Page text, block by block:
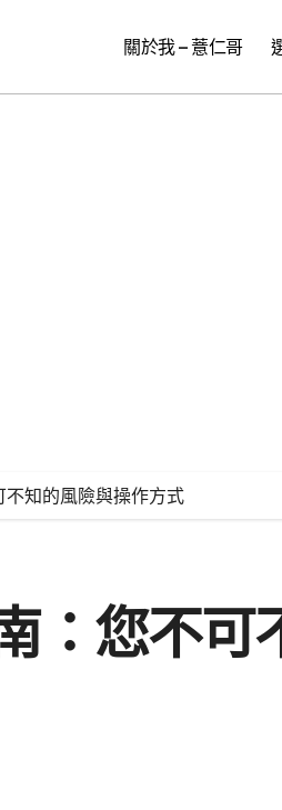
關於我 – 薏仁哥
知的風險與操作方式
：您不可